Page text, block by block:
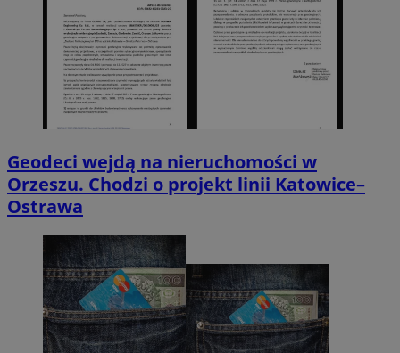
Geodeci wejdą na nieruchomości w
Orzeszu. Chodzi o projekt linii Katowice–
Ostrawa